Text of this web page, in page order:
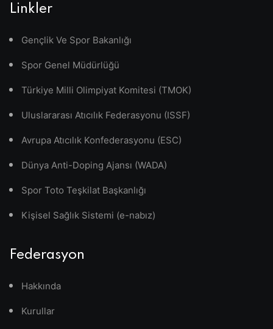
Linkler
Gençlik Ve Spor Bakanlığı
Spor Genel Müdürlüğü
Türkiye Milli Olimpiyat Komitesi (TMOK)
Uluslararası Atıcılık Federasyonu (ISSF)
Avrupa Atıcılık Konfederasyonu (ESC)
Dünya Anti-Doping Ajansı (WADA)
Spor Toto Teşkilat Başkanlığı
Kişisel Sağlık Sistemi (e-nabız)
Federasyon
Hakkında
Kurullar